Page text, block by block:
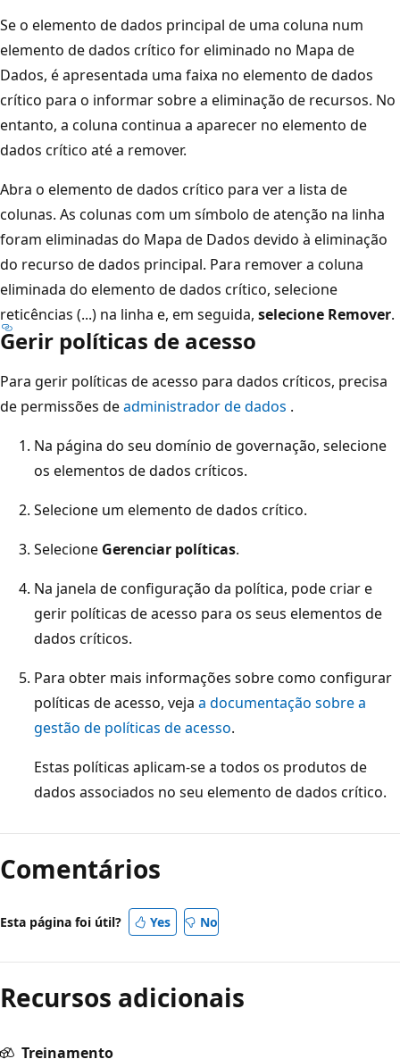
Se o elemento de dados principal de uma coluna num
elemento de dados crítico for eliminado no Mapa de
Dados, é apresentada uma faixa no elemento de dados
crítico para o informar sobre a eliminação de recursos. No
entanto, a coluna continua a aparecer no elemento de
dados crítico até a remover.
Abra o elemento de dados crítico para ver a lista de
colunas. As colunas com um símbolo de atenção na linha
foram eliminadas do Mapa de Dados devido à eliminação
do recurso de dados principal. Para remover a coluna
eliminada do elemento de dados crítico, selecione
reticências (...) na linha e, em seguida, selecione Remover.
Gerir políticas de acesso
Para gerir políticas de acesso para dados críticos, precisa
de permissões deadministrador de dados .
Na página do seu domínio de governação, selecione
os elementos de dados críticos.
Selecione um elemento de dados crítico.
Selecione Gerenciar políticas.
Na janela de configuração da política, pode criar e
gerir políticas de acesso para os seus elementos de
dados críticos.
Para obter mais informações sobre como configurar
políticas de acesso, veja a documentação sobre a
gestão de políticas de acesso.
Estas políticas aplicam-se a todos os produtos de
dados associados no seu elemento de dados crítico.
Comentários
Esta página foi útil? Yes No
Recursos adicionais
Treinamento